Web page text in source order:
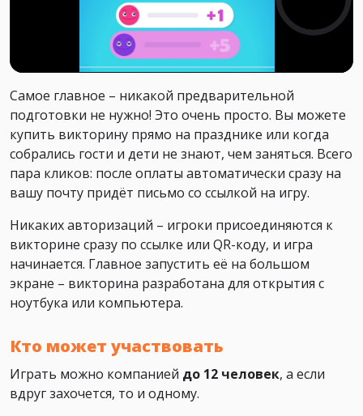
Самое главное – никакой предварительной
подготовки не нужно! Это очень просто. Вы можете
купить викторину прямо на празднике или когда
собрались гости и дети не знают, чем заняться. Всего
пара кликов: после оплаты автоматически сразу на
вашу почту придёт письмо со ссылкой на игру.
Никаких авторизаций – игроки присоединяются к
викторине сразу по ссылке или QR-коду, и игра
начинается. Главное запустить её на большом
экране – викторина разработана для открытия с
ноутбука или компьютера.
Кто может участвовать
Играть можно компанией до 12 человек, а если
вдруг захочется, то и одному.